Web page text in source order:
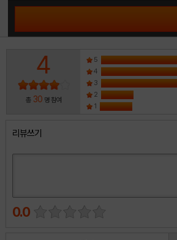
4
총 30 명 참여
5
4
3
2
1
리뷰쓰기
0.0